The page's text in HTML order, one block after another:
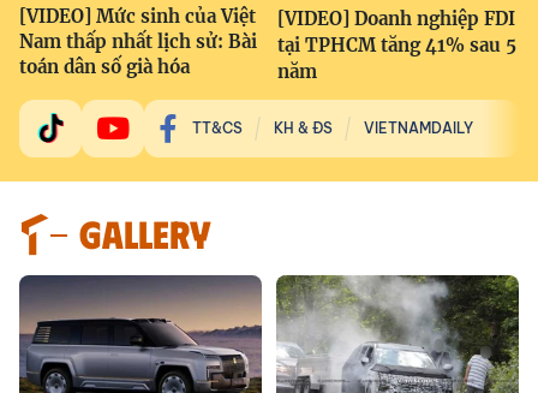
[VIDEO] Mức sinh của Việt
Nam thấp nhất lịch sử: Bài
toán dân số già hóa
[VIDEO] Doanh nghiệp FDI
tại TPHCM tăng 41% sau 5
năm
TT&CS KH & ĐS VIETNAMDAILY
GALLERY